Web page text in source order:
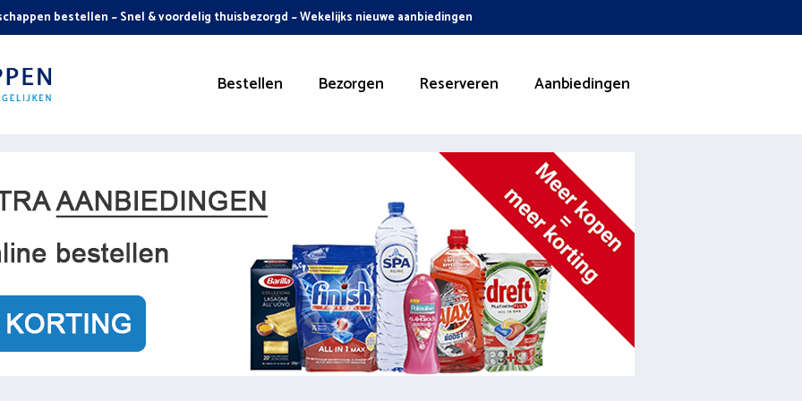
bestellen ~ Snel & voordelig thuisbezorgd ~ Wekelijks nieuwe aanbiedingen
Bestellen Bezorgen Reserveren Aanbiedingen